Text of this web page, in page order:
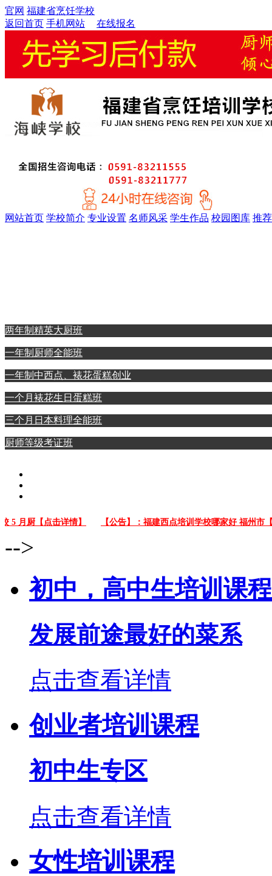
官网 福建省烹饪学校
返回首页 手机网站 在线报名
网站首页 学校简介 专业设置 名师风采 学生作品 校园图库 推
两年制精英大厨班
一年制厨师全能班
一年制中西点、裱花蛋糕创业
一个月裱花生日蛋糕班
三个月日本料理全能班
厨师等级考证班
厨【点击详情】 【公告】：福建西点培训学校哪家好 福州市【点
-->
初中，高中生培训课程
发展前途最好的菜系
点击查看详情
创业者培训课程
初中生专区
点击查看详情
女性培训课程